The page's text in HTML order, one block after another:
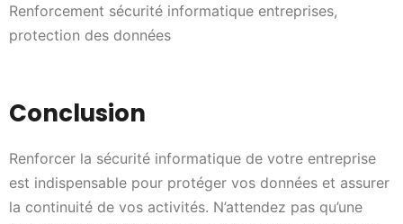
Renforcement sécurité informatique entreprises,
protection des données
Conclusion
Renforcer la sécurité informatique de votre entreprise
est indispensable pour protéger vos données et assurer
la continuité de vos activités. N’attendez pas qu’une